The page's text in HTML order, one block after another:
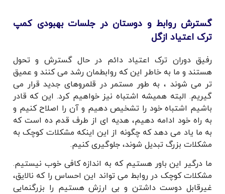
گسترش روابط و دوستان در جلسات بهبودی کمپ
ترک اعتیاد ازگل
رفیق دوران ترک اعتیاد دائم در حال گسترش و تحول
هستند و ما به خاطر این که روابطمان رشد می کنند و عمیق
تر می شوند ، به طور مستمر در قلمروهای جدید قرار می
گیریم. البته همیشه اشتباه نیز خواهیم کرد. این که قادر
باشیم اشتباه خود را تشخیص دهیم و آن را اصلاح کنیم و
به راه خود ادامه دهیم، هدیه ای از طرف قدم ده است که
به ما یاد می دهد که چگونه از این اینکه مشکلات کوچک به
مشکلات بزرگ تبدیل شوند، جلوگیری کنیم.
ما درگیر این باور هستیم که به اندازه کافی خوب نیستیم.
مشکلات کوچک در روابط می تواند این احساس را که نالایق،
غیرقابل دوست داشتن و بی ارزش هستیم را بزرگنمایی